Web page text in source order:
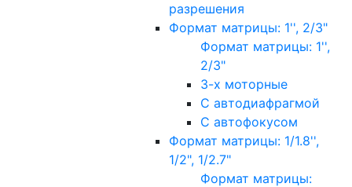
разрешения
Формат матрицы: 1'', 2/3"
Формат матрицы: 1'',
2/3"
3-х моторные
С автодиафрагмой
С автофокусом
Формат матрицы: 1/1.8'',
1/2", 1/2.7"
Формат матрицы: